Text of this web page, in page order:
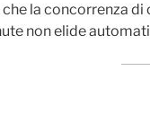
la concorrenza di
non elide